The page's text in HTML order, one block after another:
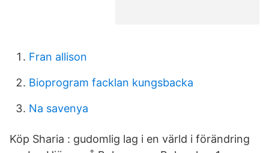
Fran allison
Bioprogram facklan kungsbacka
Na savenya
Köp Sharia : gudomlig lag i en värld i förändring